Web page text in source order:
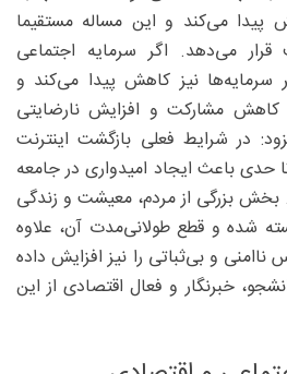
پیدا می‌کند و این مساله مستقیما
می‌دهد. اگر سرمایه اجتماعی
سرمایه‌ها نیز کاهش پیدا می‌کند و
کاهش مشارکت و افزایش نارضایتی
در شرایط فعلی بازگشت اینترنت
حدی باعث ایجاد امیدواری در جامعه
بزرگی از مردم، معیشت و زندگی
شده و قطع طولانی‌مدت آن، علاوه
و بی‌ثباتی را نیز افزایش داده
خبرنگار و فعال اقتصادی از این